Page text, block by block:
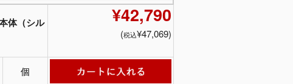
体（シル
¥42,790
(税込¥47,069)
個